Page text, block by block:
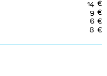
14 €
9 €
6 €
8 €